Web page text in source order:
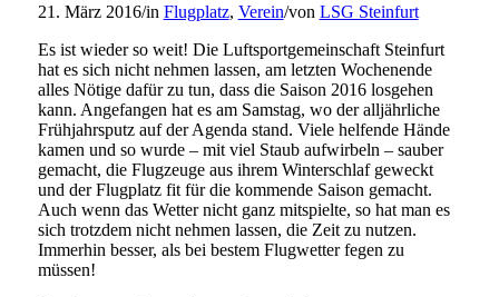
21. März 2016/in Flugplatz, Verein/von LSG Steinfurt
Es ist wieder so weit! Die Luftsportgemeinschaft Steinfurt
hat es sich nicht nehmen lassen, am letzten Wochenende
alles Nötige dafür zu tun, dass die Saison 2016 losgehen
kann. Angefangen hat es am Samstag, wo der alljährliche
Frühjahrsputz auf der Agenda stand. Viele helfende Hände
kamen und so wurde – mit viel Staub aufwirbeln – sauber
gemacht, die Flugzeuge aus ihrem Winterschlaf geweckt
und der Flugplatz fit für die kommende Saison gemacht.
Auch wenn das Wetter nicht ganz mitspielte, so hat man es
sich trotzdem nicht nehmen lassen, die Zeit zu nutzen.
Immerhin besser, als bei bestem Flugwetter fegen zu
müssen!